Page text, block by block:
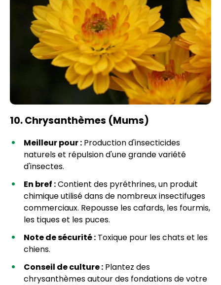
10. Chrysanthèmes (Mums)
Meilleur pour : Production d'insecticides
naturels et répulsion d'une grande variété
d'insectes.
En bref :Contient des pyréthrines, un produit
chimique utilisé dans de nombreux insectifuges
commerciaux. Repousse les cafards, les fourmis,
les tiques et les puces.
Note de sécurité : Toxique pour les chats et les
chiens.
Conseil de culture : Plantez des
chrysanthèmes autour des fondations de votre